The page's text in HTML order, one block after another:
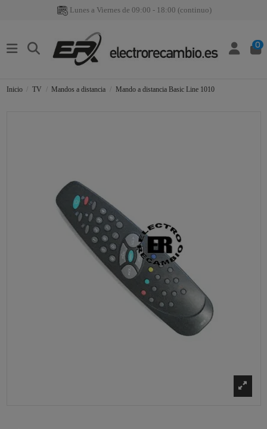
Lunes a Viernes de 09:00 - 18:00 (continuo)
0
Inicio TV Mandos a distancia Mando a distancia Basic Line 1010